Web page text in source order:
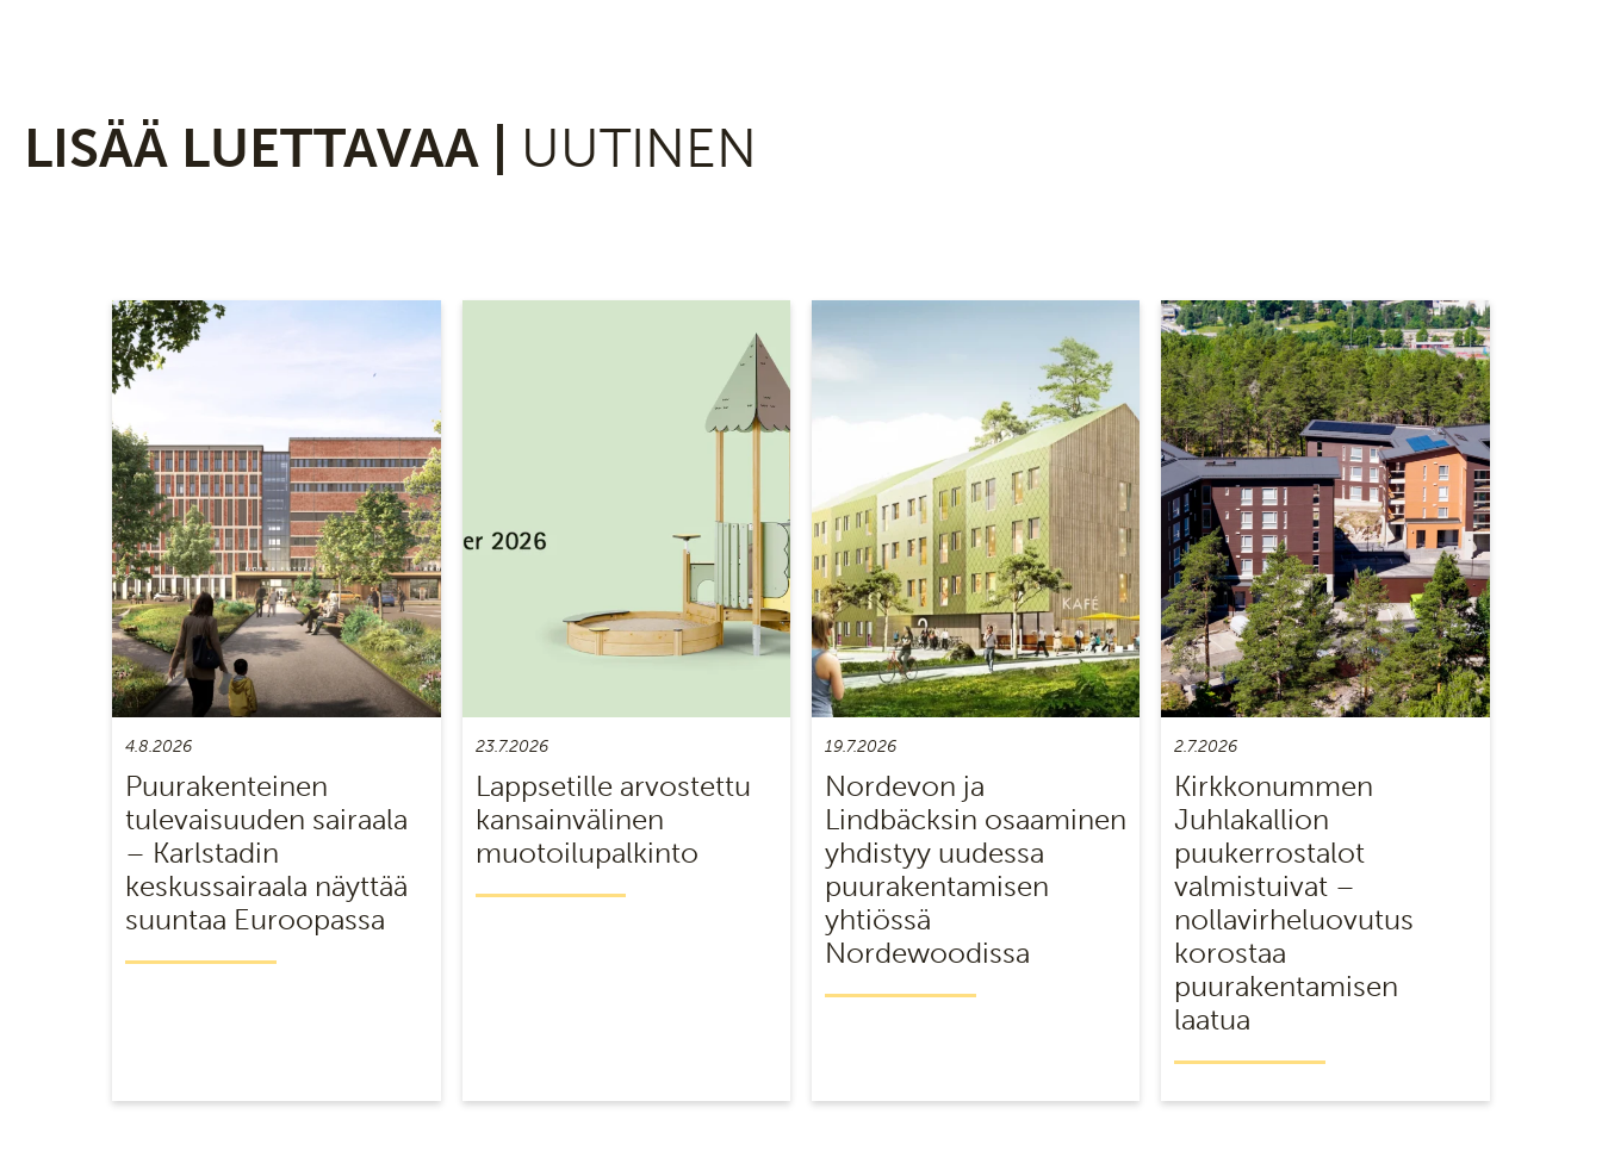
LISÄÄ LUETTAVAA | UUTINEN
4.8.2026
Puurakenteinen
tulevaisuuden sairaala
– Karlstadin
keskussairaala näyttää
suuntaa Euroopassa
23.7.2026
Lappsetille arvostettu
kansainvälinen
muotoilupalkinto
19.7.2026
Nordevon ja
Lindbäcksin osaaminen
yhdistyy uudessa
puurakentamisen
yhtiössä
Nordewoodissa
2.7.2026
Kirkkonummen
Juhlakallion
puukerrostalot
valmistuivat –
nollavirheluovutus
korostaa
puurakentamisen
laatua